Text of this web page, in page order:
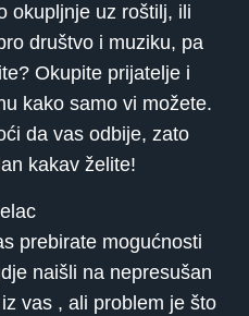
okupljnje uz roštilj, ili
društvo i muziku, pa
Okupite prijatelje i
kako samo vi možete.
da vas odbije, zato
kakav želite!
prebirate mogućnosti
naišli na nepresušan
vas , ali problem je što